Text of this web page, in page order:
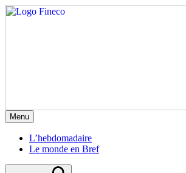
Menu
L’hebdomadaire
Le monde en Bref